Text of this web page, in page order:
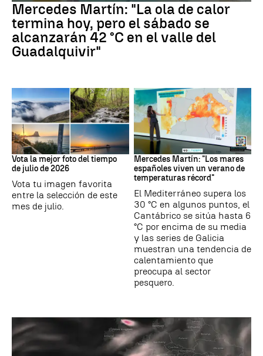
Mercedes Martín: "La ola de calor
termina hoy, pero el sábado se
alcanzarán 42 °C en el valle del
Guadalquivir"
Tus imágenes
Vota la mejor foto del tiempo
de julio de 2026
Vota tu imagen favorita
entre la selección de este
mes de julio.
Mares
Mercedes Martín: "Los mares
españoles viven un verano de
temperaturas récord"
El Mediterráneo supera los
30 °C en algunos puntos, el
Cantábrico se sitúa hasta 6
°C por encima de su media
y las series de Galicia
muestran una tendencia de
calentamiento que
preocupa al sector
pesquero.